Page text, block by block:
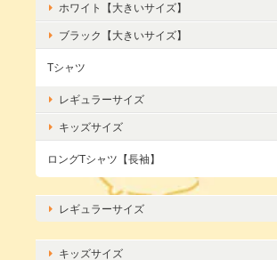
ホワイト【大きいサイズ】
ブラック【大きいサイズ】
Tシャツ
レギュラーサイズ
キッズサイズ
ロングTシャツ【長袖】
レギュラーサイズ
キッズサイズ